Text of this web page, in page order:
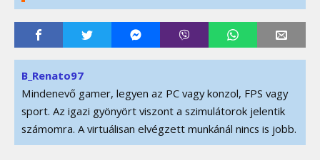
B_Renato97
Mindenevő gamer, legyen az PC vagy konzol, FPS vagy
sport. Az igazi gyönyört viszont a szimulátorok jelentik
számomra. A virtuálisan elvégzett munkánál nincs is jobb.